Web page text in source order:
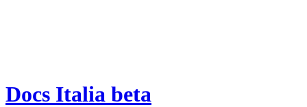
Docs Italia beta